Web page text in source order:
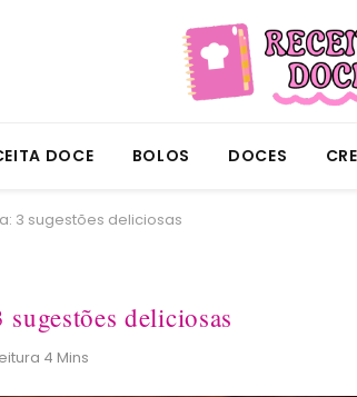
DOCE BOLOS DOCES
3 sugestões deliciosas
deliciosas
4 Mins